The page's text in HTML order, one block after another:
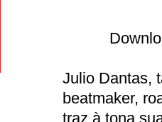
Julio Dantas,
beatmaker,
traz à tona